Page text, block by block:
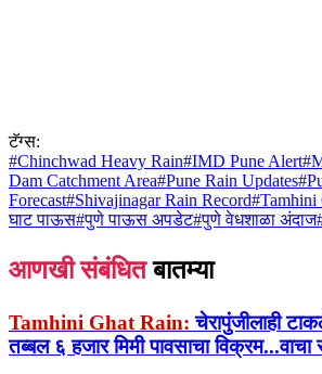
टॅग्स:
#Chinchwad Heavy Rain#IMD Pune Alert#
Dam Catchment Area#Pune Rain Updates#
Forecast#Shivajinagar Rain Record#Tamhini
घाट पाऊस#पुणे पाऊस अपडेट#पुणे वेधशाळा अंदाज
आणखी संबंधित बातम्या
Tamhini Ghat Rain: चेरापुंजीलाही
तब्बल ६ हजार मिमी पावसाचा विक्रम...वाचा